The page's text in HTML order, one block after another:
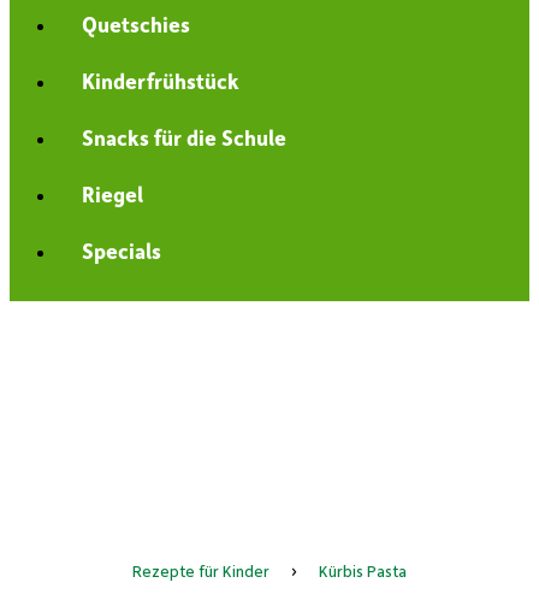
Quetschies
Kinderfrühstück
Snacks für die Schule
Riegel
Specials
Rezepte für Kinder › Kürbis Pasta